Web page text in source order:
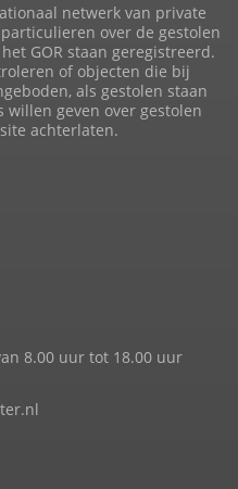
netwerk van private
over de gestolen
GOR staan geregistreerd.
of objecten die bij
als gestolen staan
willen geven over gestolen
achterlaten.
8.00 uur tot 18.00 uur